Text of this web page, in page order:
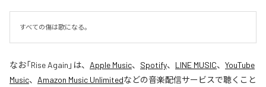
すべての傷は歌になる。
なお「Rise Again 」は、 Apple Music、 Spotify、 LINE MUSIC、 YouTube
Music、 Amazon Music Unlimitedなどの音楽配信サービスで聴くこと